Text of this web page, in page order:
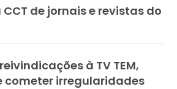
de jornais e revistas do
à TV TEM,
cometer irregularidades